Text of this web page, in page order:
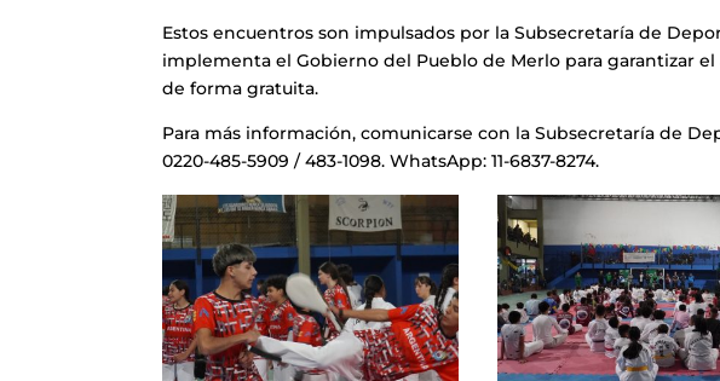
Estos encuentros son impulsados por la Subsecretaría de
implementa el Gobierno del Pueblo de Merlo para garantizar
de forma gratuita.
Para más información, comunicarse con la Subsecretaría de
0220-485-5909 / 483-1098. WhatsApp: 11-6837-8274.